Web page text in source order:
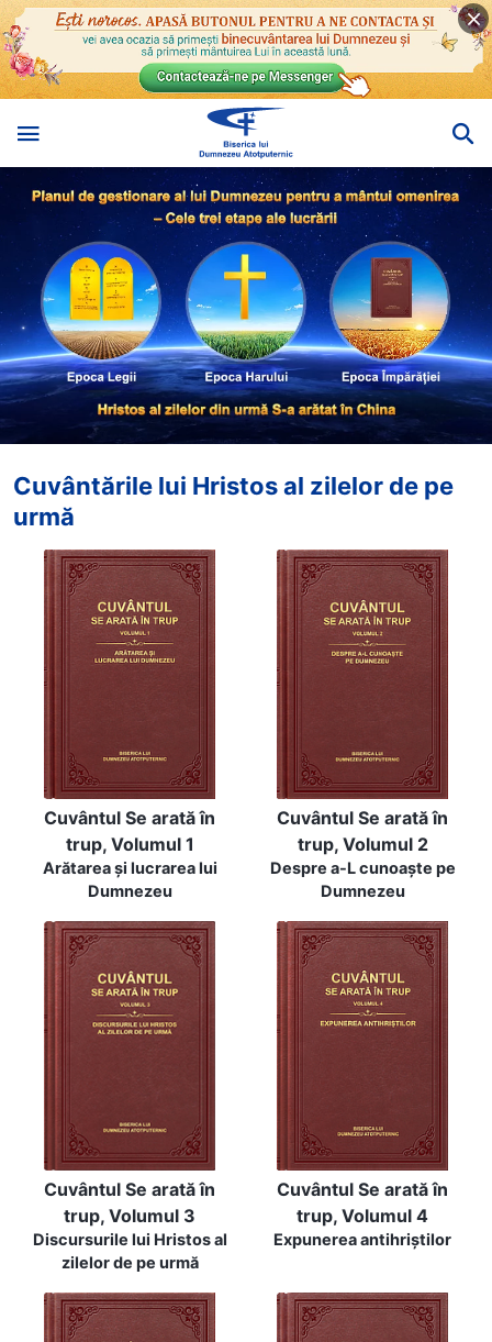
Cuvântările lui Hristos al zilelor de pe
urmă
Cuvântul Se arată în
trup, Volumul 1
Arătarea și lucrarea lui
Dumnezeu
Cuvântul Se arată în
trup, Volumul 2
Despre a-L cunoaște pe
Dumnezeu
Cuvântul Se arată în
trup, Volumul 3
Discursurile lui Hristos al
zilelor de pe urmă
Cuvântul Se arată în
trup, Volumul 4
Expunerea antihriștilor